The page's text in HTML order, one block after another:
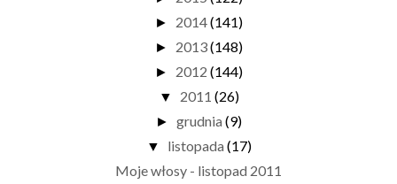
► 2014(141)
► 2013(148)
► 2012 (144)
▼ 2011 (26)
► grudnia (9)
▼ listopada (17)
Moje włosy - listopad 2011